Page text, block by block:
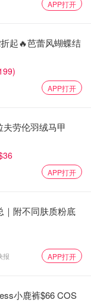
APP打开
起🔥芭蕾风蝴蝶结
APP打开
劳伦羽绒马甲
APP打开
｜附不同肤质粉底
报 APP打开
小鹿裤$66 COS